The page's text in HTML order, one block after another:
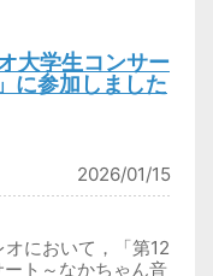
大学生コンサー
に参加しました
2026/01/15
オにおいて，「第12
ト～なかちゃん音